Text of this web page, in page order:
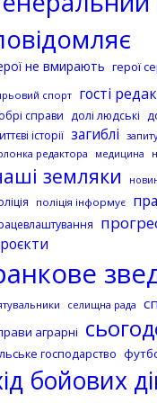
не вмирають герої
спорт гості
справи долі людські
історії загиблі
редактора
медицина
земляки
поліція інформує
селищна рада
аграрні
господарство
бойових